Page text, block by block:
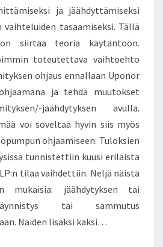
ja jäähdyttämiseksi
tasaamiseksi. Tällä
siirtää teoria käytäntöön.
toteutettava vaihtoehto
ohjaus ennallaan Uponor
ja tehdä muutokset
jäähdytyksen avulla.
voi soveltaa hyvin siis myös
ohjaamiseen. Tuloksien
tunnistettiin kuusi erilaista
tilaa vaihdettiin. Neljä näistä
mukaisia: jäähdytyksen tai
tai sammutus
Näiden lisäksi kaksi…